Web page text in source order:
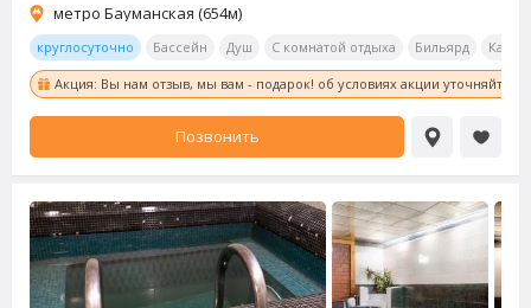
метро Бауманская (654м)
круглосуточно Бассейн Душ С комнатой отдыха Бильярд
Акция: Вы нам отзыв, мы вам - подарок! об условиях акции уточняйте у
Позвонить